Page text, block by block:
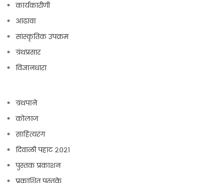
कार्यकारीणी
आढावा
सांस्कृतिक उपक्रम
ग्रंथप्रसार
विज्ञानधारा
ग्रंथपाने
कोलाज
साहित्यरंग
दिवाळी पहाट २०२१
पुस्तक प्रकाशन